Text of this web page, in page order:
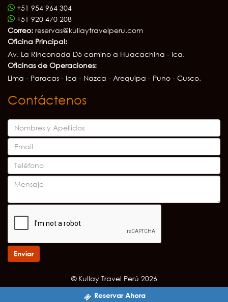
Reservar Ahora
+51 954 964 304
+51 920 470 208
Correo: reservas@kullaytravelperu.com
Oficina Principal:
Av. La Rinconada D5 camino a Huacachina - Ica.
Oficinas de Operaciones:
Lima - Paracas - Ica - Nazca - Arequipa - Puno - Cusco.
Contáctenos
Enviar
© Kullay Travel Perú 2026